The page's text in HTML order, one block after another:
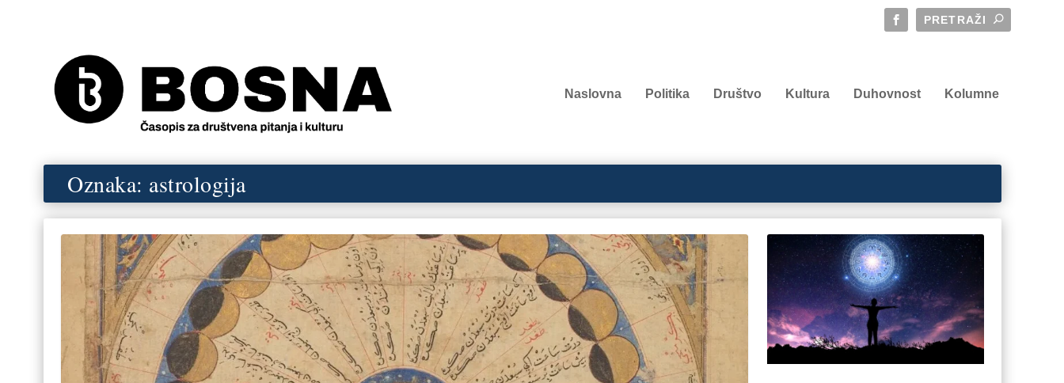
Naslovna Politika Društvo Kultura Duhovnost Kolumne
Oznaka: astrologija